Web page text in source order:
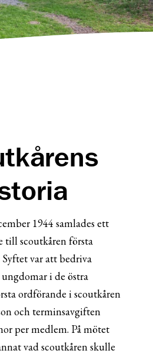
1944 samlades ett
till scoutkåren första
var att bedriva
i de östra
ordförande i scoutkåren
och terminsavgiften
per medlem. På mötet
vad scoutkåren skulle